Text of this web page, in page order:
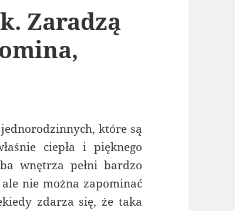
Zaradzą
które są
ciepła i pięknego
wnętrza pełni bardzo
nie można zapominać
zdarza się, że taka